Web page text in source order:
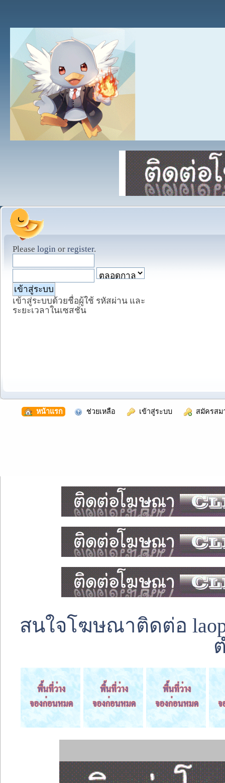
Please login or register.
เข้าสู่ระบบด้วยชื่อผู้ใช้ รหัสผ่าน และ
ระยะเวลาในเซสชั่น
หน้าแรก ช่วยเหลือ เข้าสู่ระบบ สมัครสม
สนใจโฆษณาติดต่อ